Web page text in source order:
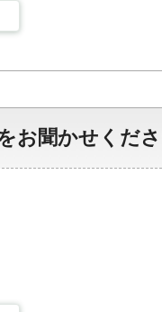
お聞かせくだ